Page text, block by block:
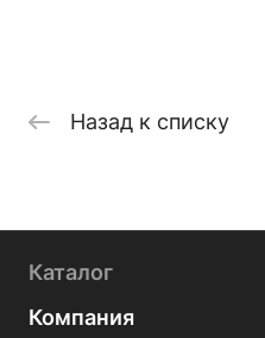
Назад к списку
Каталог
Компания